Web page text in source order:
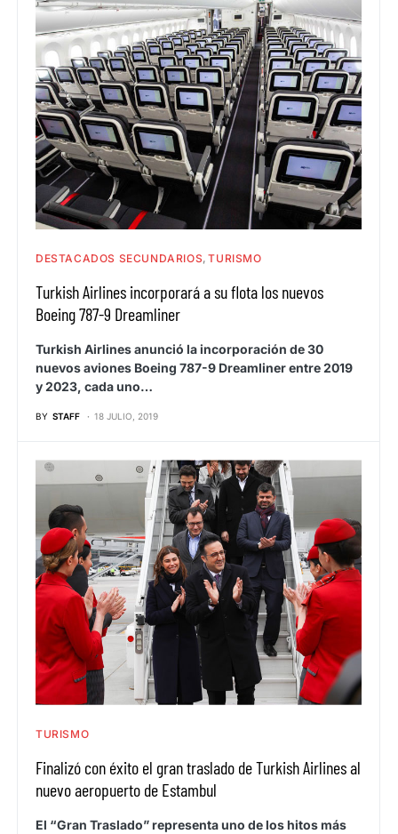
DESTACADOS SECUNDARIOS TURISMO
Turkish Airlines incorporará a su flota los nuevos
Boeing 787-9 Dreamliner
Turkish Airlines anunció la incorporación de 30
nuevos aviones Boeing 787-9 Dreamliner entre 2019
y 2023, cada uno…
BY STAFF 18 JULIO, 2019
TURISMO
Finalizó con éxito el gran traslado de Turkish Airlines al
nuevo aeropuerto de Estambul
El “Gran Traslado” representa uno de los hitos más